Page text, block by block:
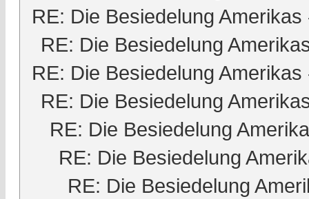
RE: Die Besiedelung Amerikas
RE: Die Besiedelung
RE: Die Besiedelung Amerikas
RE: Die Besiedelung
RE: Die Besiedelung
RE: Die Besiedelung
RE: Die Besiedelung